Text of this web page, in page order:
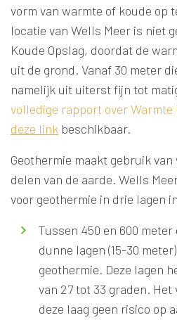
vorm van warmte of koude op
locatie van Wells Meer is niet
Koude Opslag, doordat de
uit de grond. Vanaf 30 meter
namelijk uit uiterst fijn tot
volledige rapport over Warmte
deze link beschikbaar.
Geothermie maakt gebruik
delen van de aarde. Wells
voor geothermie in drie lagen
Tussen 450 en 600
dunne lagen (15-30
geothermie. Deze lagen
van 27 tot 33 graden.
deze laag geen risico op